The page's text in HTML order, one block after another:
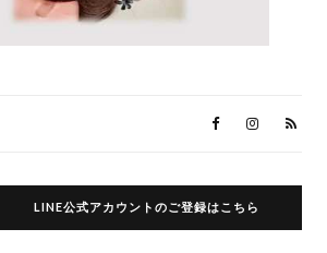
LINE公式アカウントのご登録はこちら